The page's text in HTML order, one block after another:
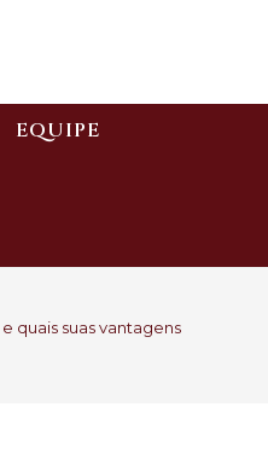
EQUIPE
quais suas vantagens